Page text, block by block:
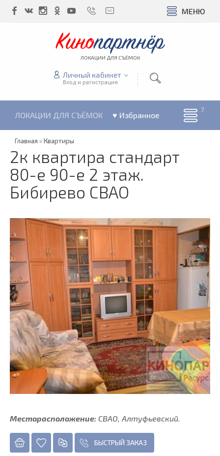
МЕНЮ
Кинопартнёр
ЛОКАЦИИ ДЛЯ СЪЁМОК
Личный кабинет
Вход и регистрация
ЛОКАЦИИ ДЛЯ СЪЁМОК ♥ Избранное
Главная »Квартиры
2к квартира стандарт
80-е 90-е 2 этаж.
Бибирево СВАО
Месторасположение: СВАО, Алтуфьевский.
БЫСТРЫЙ ЗАКАЗ